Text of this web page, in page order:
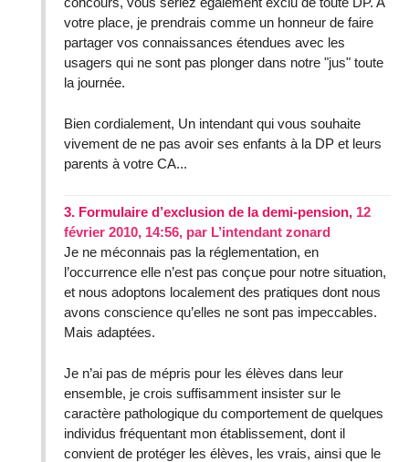
votre place, je prendrais comme un honneur de faire
partager vos connaissances étendues avec les
usagers qui ne sont pas plonger dans notre "jus" toute
la journée.
Bien cordialement, Un intendant qui vous souhaite
vivement de ne pas avoir ses enfants à la DP et leurs
parents à votre CA...
3. Formulaire d’exclusion de la demi-pension, 12
février 2010, 14:56, par L’intendant zonard
Je ne méconnais pas la réglementation, en
l’occurrence elle n’est pas conçue pour notre situation,
et nous adoptons localement des pratiques dont nous
avons conscience qu’elles ne sont pas impeccables.
Mais adaptées.
Je n’ai pas de mépris pour les élèves dans leur
ensemble, je crois suffisamment insister sur le
caractère pathologique du comportement de quelques
individus fréquentant mon établissement, dont il
convient de protéger les élèves, les vrais, ainsi que le